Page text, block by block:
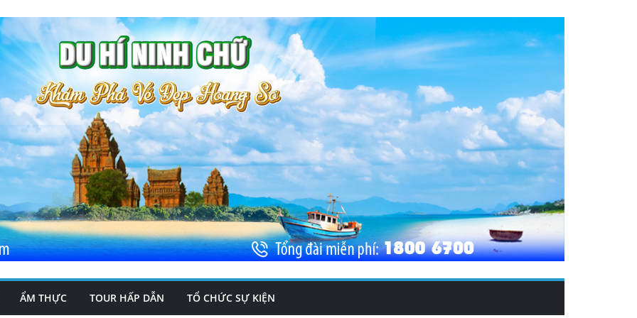
ẨM THỰC TOUR HẤP DẪN TỔ CHỨC SỰ KIỆN